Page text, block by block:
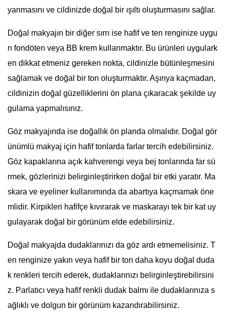
yanmasını ve cildinizde doğal bir ışıltı oluşturmasını sağlar.
Doğal makyajın bir diğer sırrı ise hafif ve ten renginize uygu
n fondöten veya BB krem kullanmaktır. Bu ürünleri uygulark
en dikkat etmeniz gereken nokta, cildinizle bütünleşmesini
sağlamak ve doğal bir ton oluşturmaktır. Aşırıya kaçmadan,
cildinizin doğal güzelliklerini ön plana çıkaracak şekilde uy
gulama yapmalısınız.
Göz makyajında ise doğallık ön planda olmalıdır. Doğal gör
ünümlü makyaj için hafif tonlarda farlar tercih edebilirsiniz.
Göz kapaklarına açık kahverengi veya bej tonlarında far sü
rmek, gözlerinizi belirginleştirirken doğal bir etki yaratır. Ma
skara ve eyeliner kullanımında da abartıya kaçmamak öne
mlidir. Kirpikleri hafifçe kıvırarak ve maskarayı tek bir kat uy
gulayarak doğal bir görünüm elde edebilirsiniz.
Doğal makyajda dudaklarınızı da göz ardı etmemelisiniz. T
en renginize yakın veya hafif bir ton daha koyu doğal duda
k renkleri tercih ederek, dudaklarınızı belirginleştirebilirsini
z. Parlatıcı veya hafif renkli dudak balmı ile dudaklarınıza s
ağlıklı ve dolgun bir görünüm kazandırabilirsiniz.